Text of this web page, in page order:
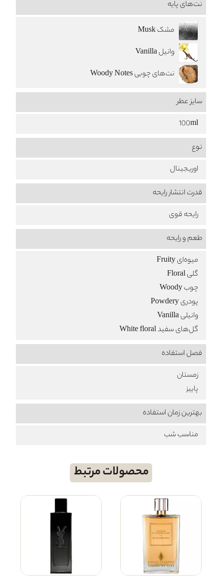
نت‌های پایه
مشک Musk
وانیل Vanilla
نت‌های چوبی Woody Notes
سایز عطر
100ml
نوع
اوریجینال
قدرت انتشار رایحه
رایحه قوی
طعم‌ و رایحه
میوه‌ای Fruity
گلی Floral
چوب Woody
پودری Powdery
وانیلی Vanilla
گل‌های سفید White floral
فصل استفاده
زمستان
پاییز
بهترین زمان استفاده
مناسب شب
محصولات مرتبط